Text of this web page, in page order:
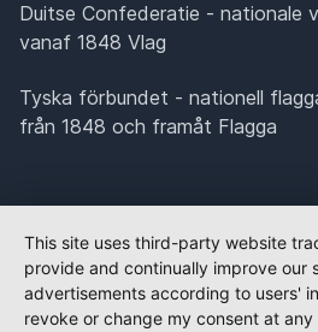
Duitse Confederatie - nationale
vanaf 1848 Vlag
Tyska förbundet - nationell
från 1848 och framåt Flagga
This site uses third-party website
provide and continually improve our
advertisements according to users'
revoke or change my consent at